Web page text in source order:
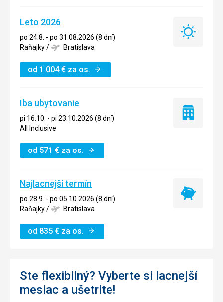
Leto 2026
po 24.8. - po 31.08.2026 (8 dní)
Raňajky/ Bratislava
od 1 004 € za os.
Leto
Iba ubytovanie
pi 16.10. - pi 23.10.2026 (8 dní)
All Inclusive
od 571 € za os.
Iba
Najlacnejší termín
po 28.9. - po 05.10.2026 (8 dní)
Raňajky/ Bratislava
od 835 € za os.
Najlacnejší
Ste flexibilný? Vyberte si lacnejší
mesiac a ušetrite!